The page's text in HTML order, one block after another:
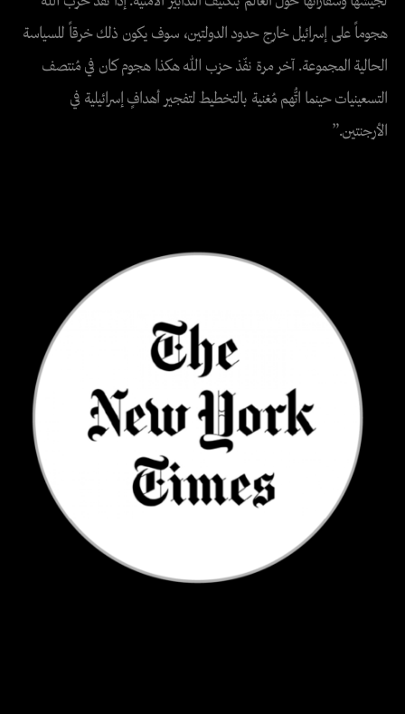
هجوماً على إسرائيل خارج حدود الدولتين، سوف يكون ذلك خرقاً للسياسة
الحالية المجموعة. آخر مرة نفّذ حزب الله هكذا هجوم كان في مُنتصف
التسعينيات حينما اتُّهم مُغنية بالتخطيط لتفجير أهدافٍ إسرائيلية في
الأرجنتين.”